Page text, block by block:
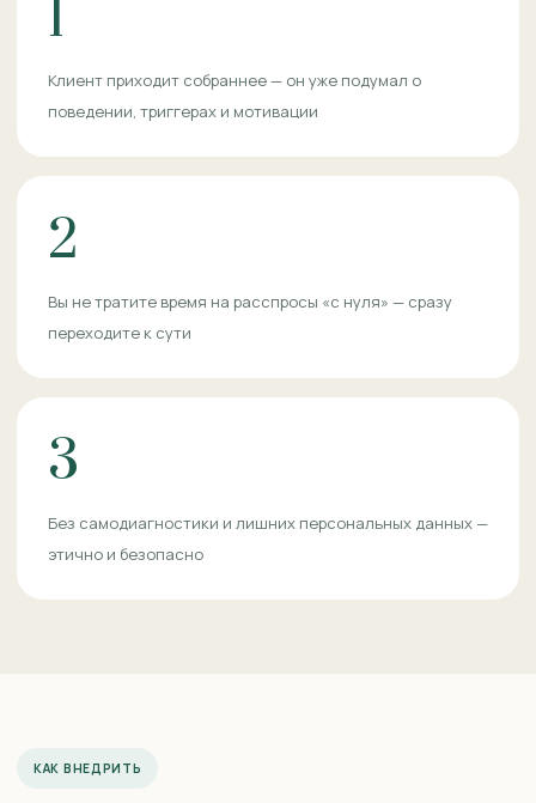
1
Клиент приходит собраннее — он уже подумал о
поведении, триггерах и мотивации
2
Вы не тратите время на расспросы «с нуля» — сразу
переходите к сути
3
Без самодиагностики и лишних персональных данных —
этично и безопасно
КАК ВНЕДРИТЬ